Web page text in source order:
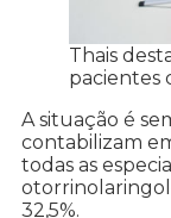
Thais
pacientes
A situação é
contabilizam
todas as
32,5%.